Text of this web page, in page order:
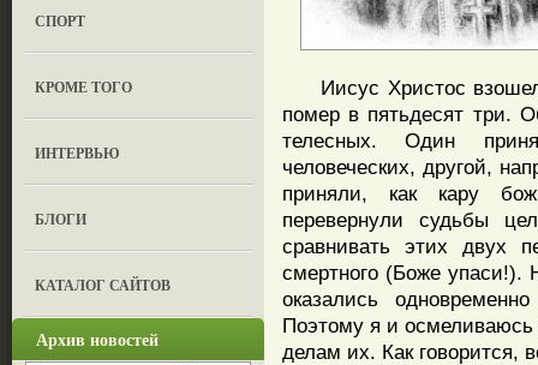
СПОРТ
КРОМЕ ТОГО
ИНТЕРВЬЮ
БЛОГИ
КАТАЛОГ САЙТОВ
Архив новостей
Иисус Христос взошел
помер в пятьдесят три.
телесных. Один
человеческих, другой,
приняли, как кару
перевернули судьбы
сравнивать этих двух
смертного (Боже
оказались
Поэтому я и осмеливаюсь
делам их. Как говорится,